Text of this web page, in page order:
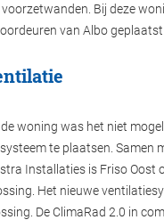
Bij deze
van Albo geplaatst.
woning was het niet
te plaatsen. Samen
Installaties is Friso Oost
Het nieuwe
De ClimaRad 2.0 in